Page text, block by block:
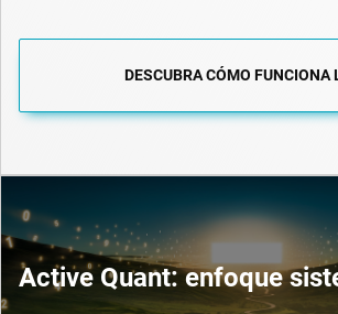
DESCUBRA CÓMO FUNCIONA
Active Quant: enfoque